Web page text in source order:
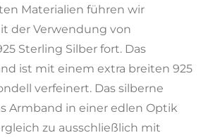
Materialien führen wir
der Verwendung von
Sterling Silber fort. Das
ist mit einem extra breiten 925
verfeinert. Das silberne
Armband in einer edlen Optik
zu ausschließlich mit